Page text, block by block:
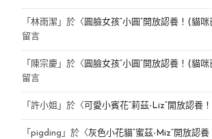
「 林雨潔 」於〈 圓臉女孩“小圓”開放認養！(貓
留言
「 陳宗慶」於〈 圓臉女孩“小圓”開放認養！(貓
留言
「 許小姐 」於〈 可愛小賓花“莉茲-Liz”開放認養！
「 pigding 」於〈灰色小花貓“蜜茲-Miz”開放認養